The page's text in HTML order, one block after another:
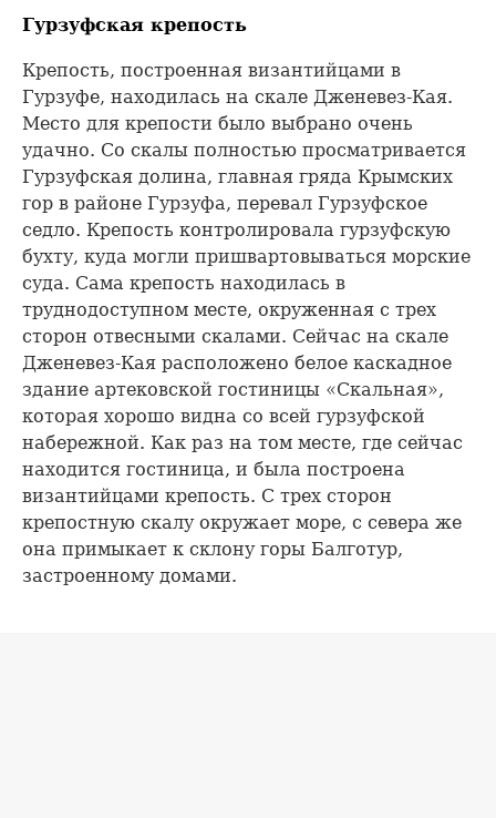
Гурзуфская крепость
Крепость, построенная византийцами в
Гурзуфе, находилась на скале Дженевез-Кая.
Место для крепости было выбрано очень
удачно. Со скалы полностью просматривается
Гурзуфская долина, главная гряда Крымских
гор в районе Гурзуфа, перевал Гурзуфское
седло. Крепость контролировала гурзуфскую
бухту, куда могли пришвартовываться морские
суда. Сама крепость находилась в
труднодоступном месте, окруженная с трех
сторон отвесными скалами. Сейчас на скале
Дженевез-Кая расположено белое каскадное
здание артековской гостиницы «Скальная»,
которая хорошо видна со всей гурзуфской
набережной. Как раз на том месте, где сейчас
находится гостиница, и была построена
византийцами крепость. С трех сторон
крепостную скалу окружает море, с севера же
она примыкает к склону горы Балготур,
застроенному домами.